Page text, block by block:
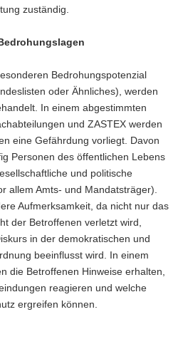
zuständig.
Bedrohungspotenzial
oder Ähnliches), werden
In einem abgestimmten
und ZASTEX werden
eine Gefährdung vorliegt. Davon
Personen des öffentlichen Lebens
und politische
allem Amts- und Mandatsträger).
Aufmerksamkeit, da nicht nur das
der Betroffenen verletzt wird,
in der demokratischen und
beeinflusst wird. In einem
die Betroffenen Hinweise erhalten,
reagieren und welche
ergreifen können.